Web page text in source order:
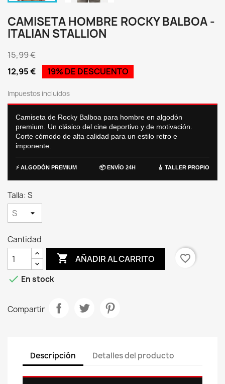
CAMISETA HOMBRE ROCKY BALBOA -
ITALIAN STALLION
15,99 €
12,95 €
19% DE DESCUENTO
Impuestos incluidos
Camiseta de Rocky Balboa para hombre en algodón
premium. Un clásico del cine deportivo y de motivación.
Corte cómodo de alta calidad para un estilo retro e
imponente.
⚡ ALGODÓN PREMIUM 📦 ENVÍO 24H 🎸 TALLER PROPIO
Talla: S
Cantidad
 AÑADIR AL CARRITO
favorite_border
 En stock
Compartir
Descripción Detalles del producto